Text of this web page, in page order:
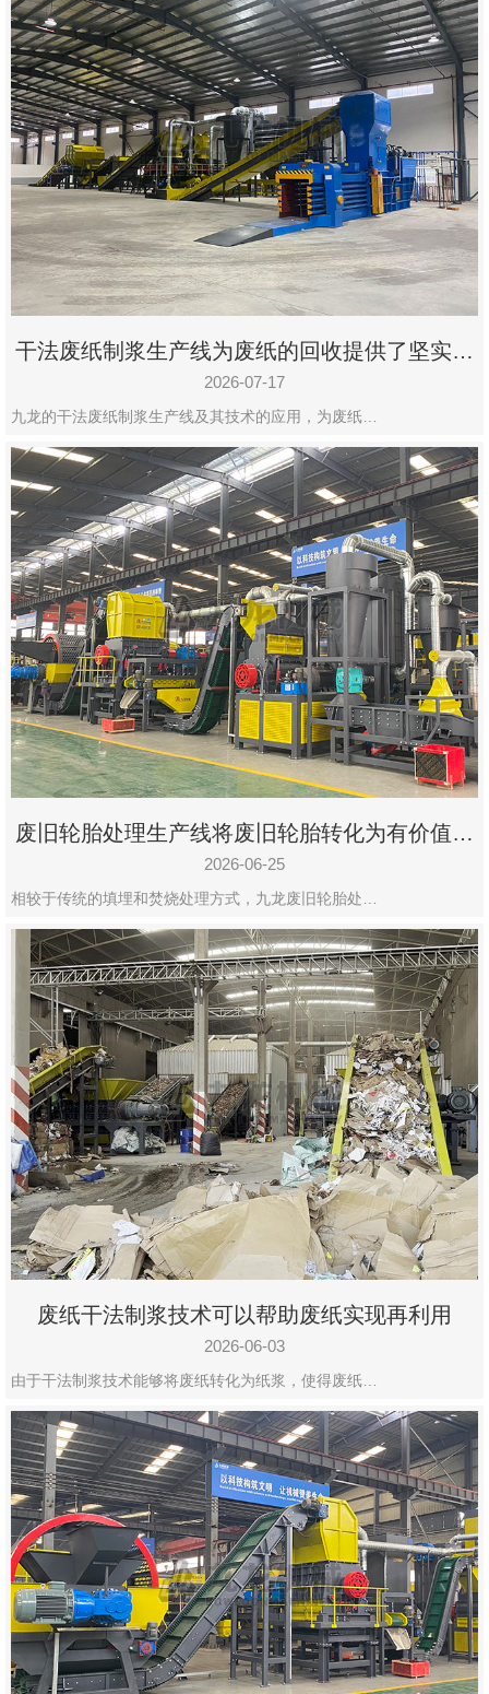
限
公
司
豫
ICP
备
19020390
号-1
干法废纸制浆生产线为废纸的回收提供了坚实的
保障
2026-07-17
九龙的干法废纸制浆生产线及其技术的应用，为废纸…
废旧轮胎处理生产线将废旧轮胎转化为有价值的
资源
2026-06-25
相较于传统的填埋和焚烧处理方式，九龙废旧轮胎处…
废纸干法制浆技术可以帮助废纸实现再利用
2026-06-03
由于干法制浆技术能够将废纸转化为纸浆，使得废纸…